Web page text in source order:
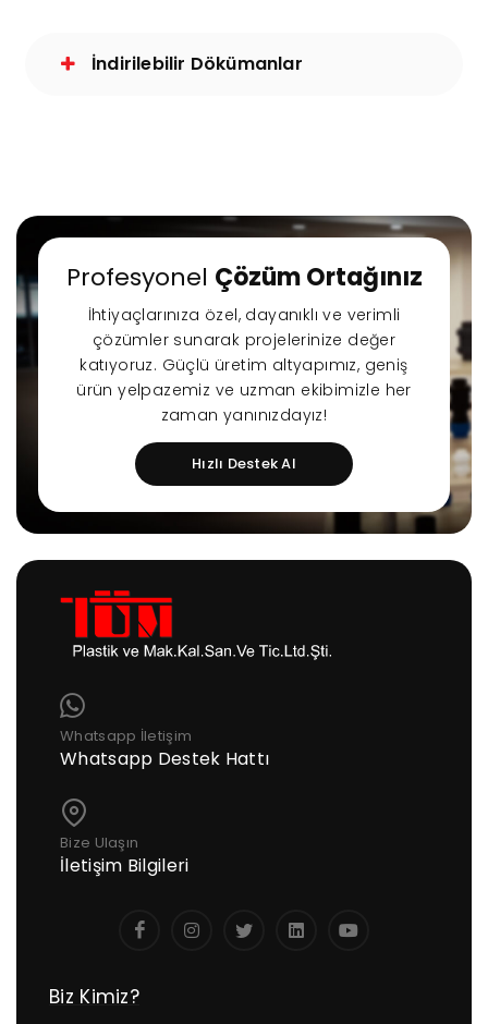
İndirilebilir Dökümanlar
Profesyonel Çözüm Ortağınız
İhtiyaçlarınıza özel, dayanıklı ve verimli
çözümler sunarak projelerinize değer
katıyoruz. Güçlü üretim altyapımız, geniş
ürün yelpazemiz ve uzman ekibimizle her
zaman yanınızdayız!
Hızlı Destek Al
Whatsapp İletişim
Whatsapp Destek Hattı
Bize Ulaşın
İletişim Bilgileri
Biz Kimiz?